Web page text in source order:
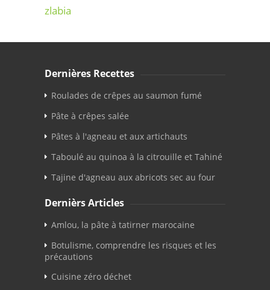
zlabia
Dernières Recettes
Roulades de crêpes au saumon fumé
Pâte à crêpes salée
Pâtes à l'agneau et aux artichauts
Taboulé au quinoa à la citrouille et Tahiné
Tajine d'agneau aux abricots sec au four
Dernièrs Articles
Amlou, la pâte à tatirner marocaine
Botulisme, comprendre les risques et les
précautions
Cuisine zéro déchet